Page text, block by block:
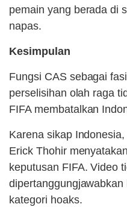
pemain yang berada di
napas.
Kesimpulan
Fungsi CAS sebagai
perselisihan olah raga
FIFA membatalkan
Karena sikap
Erick Thohir
keputusan FIFA. Video
kategori hoaks.